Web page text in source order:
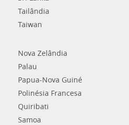
Tailândia
Taiwan
Nova Zelândia
Palau
Papua-Nova Guiné
Polinésia Francesa
Quiribati
Samoa